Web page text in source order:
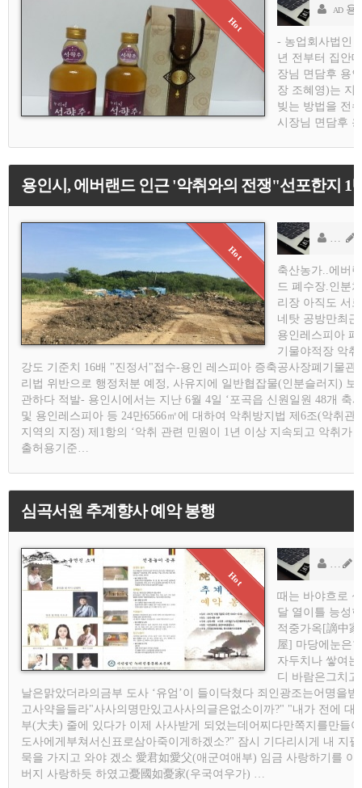
AD 용
- 농업회사법인
년 전부터 집안
장님 면담후 용
장 조혜영)는 지
빚는 방법을 전
시장님 면담후
용인시, 에버랜드 인근 '악취와의 전쟁"선포한지 1
AD 용
축산농가..에버랜
드 폐수장.인분처
리장 아직도 서로
네탓 공방만최근
용인레스피아 폐
기물야적장 악취
강도 기준치 16배 "진정서"접수-용인 레스피아 증축공사장폐기물관
리법 위반으로 행정처분 예정, 사유지에 일반협잡물(인분슬러지) 보
관하다 적발- 용인시에서는 지난 6월 4일 ‘포곡읍 신원일원 48개 축
및 용인레스피아 등 24만6566㎡에 대하여 악취방지법 제6조(악취관
지역의 지정) 제1항의 ‘악취 관련 민원이 1년 이상 지속되고 악취가
출허용기준…
심곡서원 추계향사 예악 봉행
AD 용
때는 바야흐로 섣
달 열이틀 능성현
적중가옥[謫中家
屋] 마당에눈은
자두치나 쌓여는
디 바람은그치고
날은맑았더라의금부 도사 ‘유엄’이 들이닥쳤다 죄인광조는어명을받
고사약을들라"사사의명만있고사사의글은없소이까?" "내가 전에 대
부(大夫) 줄에 있다가 이제 사사받게 되었는데어찌다만쪽지를만들어
도사에게부쳐서신표로삼아죽이게하겠소?" 잠시 기다리시게 내 지필
묵을 가지고 와야 겠소 愛君如愛父(애군여애부) 임금 사랑하기를 아
버지 사랑하듯 하였고憂國如憂家(우국여우가) …